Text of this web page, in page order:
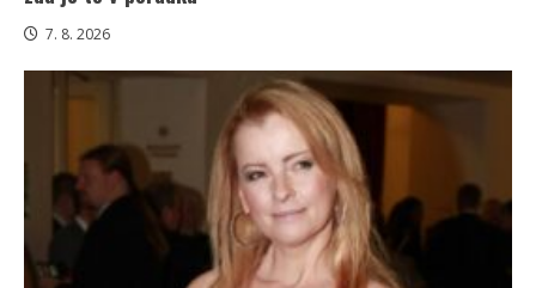
7. 8. 2026